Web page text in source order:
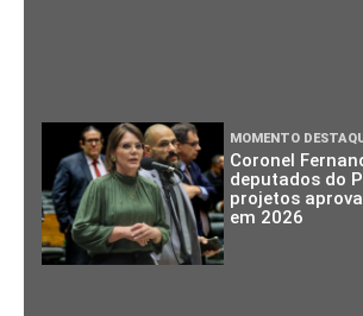
MOMENTO
Coronel
deputados do
projetos
em 2026